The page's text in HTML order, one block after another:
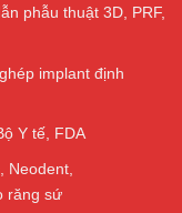
phẫu thuật 3D, PRF,
implant định
Y tế, FDA
Neodent,
răng sứ